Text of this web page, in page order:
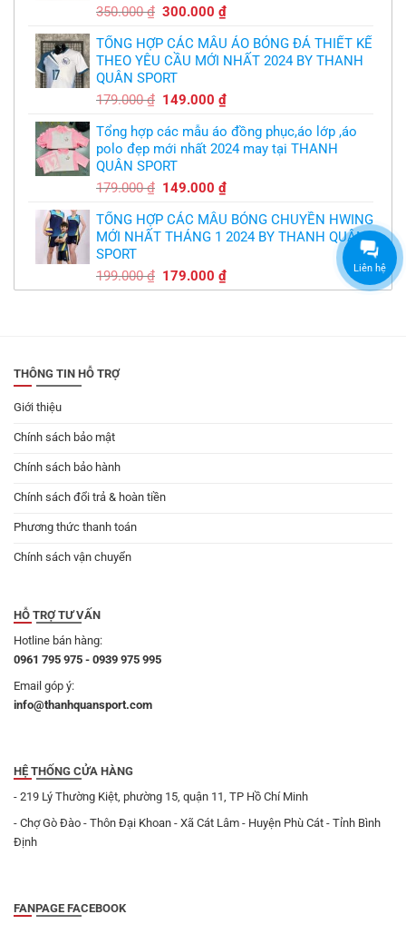
350.000₫ Giá
là:
350.000 ₫.
300.000₫Giá
tại
là:
TỔNG HỢP CÁC MẪU ÁO BÓNG ĐÁ THIẾT KẾ
THEO YÊU CẦU MỚI NHẤT 2024 BY THANH
QUÂN SPORT
179.000₫ Giá
là:
179.000 ₫.
149.000₫Giá
tại
là:
Tổng hợp các mẫu áo đồng phục,áo lớp ,áo
polo đẹp mới nhất 2024 may tại THANH
QUÂN SPORT
179.000₫ Giá
là:
179.000 ₫.
149.000₫Giá
tại
là:
TỔNG HỢP CÁC MẪU BÓNG CHUYỀN HWING
MỚI NHẤT THÁNG 1 2024 BY THANH QUÂN
SPORT
199.000₫ Giá
gốc
179.000₫Giá
hiện
THÔNG TIN HỖ TRỢ
Giới thiệu
Chính sách bảo mật
Chính sách bảo hành
Chính sách đổi trả & hoàn tiền
Phương thức thanh toán
Chính sách vận chuyển
HỖ TRỢ TƯ VẤN
Hotline bán hàng:
0961 795 975 - 0939 975 995
Email góp ý:
info@thanhquansport.com
HỆ THỐNG CỬA HÀNG
- 219 Lý Thường Kiệt, phường 15, quận 11, TP Hồ Chí Minh
- Chợ Gò Đào - Thôn Đại Khoan - Xã Cát Lâm - Huyện Phù Cát - Tỉnh Bình
Định
FANPAGE FACEBOOK
Liên hệ